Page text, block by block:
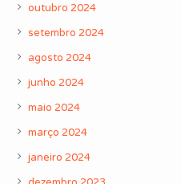
outubro 2024
setembro 2024
agosto 2024
junho 2024
maio 2024
março 2024
janeiro 2024